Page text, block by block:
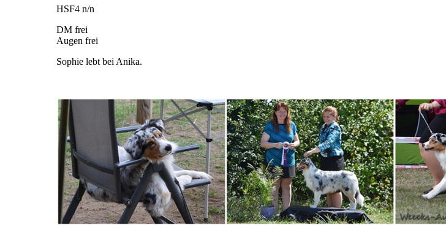
HSF4 n/n
DM frei
Augen frei
Sophie lebt bei Anika.